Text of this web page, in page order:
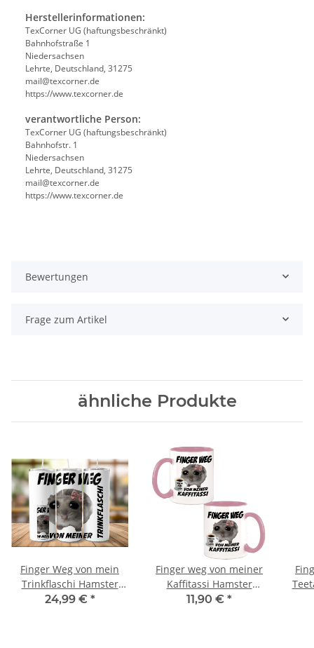
Herstellerinformationen:
TexCorner UG (haftungsbeschränkt)
Bahnhofstraße 1
Niedersachsen
Lehrte, Deutschland, 31275
mail@texcorner.de
https://www.texcorner.de
verantwortliche Person:
TexCorner UG (haftungsbeschränkt)
Bahnhofstr. 1
Niedersachsen
Lehrte, Deutschland, 31275
mail@texcorner.de
https://www.texcorner.de
Bewertungen
Frage zum Artikel
ähnliche Produkte
Finger Weg von mein
Trinkflaschi Hamster
Meme Tumbler
24,99 € *
Finger weg von meiner
Kaffitassi Hamster
Meme Kaffeebecher mit
11,90 € *